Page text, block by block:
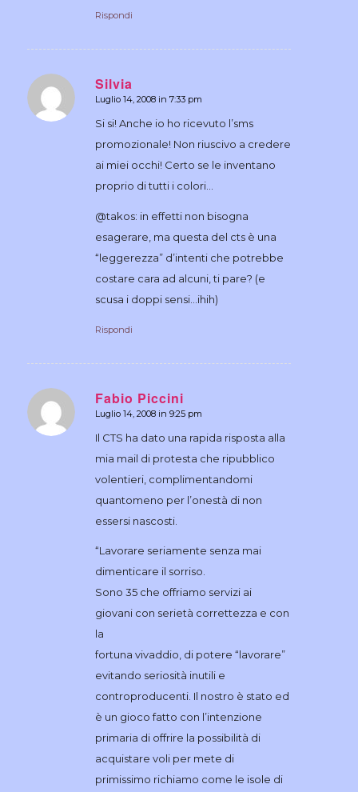
Rispondi
Silvia
dice:
Luglio 14, 2008 in 7:33 pm
Si si! Anche io ho ricevuto l’sms
promozionale! Non riuscivo a credere
ai miei occhi! Certo se le inventano
proprio di tutti i colori…
@takos: in effetti non bisogna
esagerare, ma questa del cts è una
“leggerezza” d’intenti che potrebbe
costare cara ad alcuni, ti pare? (e
scusa i doppi sensi…ihih)
Rispondi
Fabio Piccini
dice:
Luglio 14, 2008 in 9:25 pm
Il CTS ha dato una rapida risposta alla
mia mail di protesta che ripubblico
volentieri, complimentandomi
quantomeno per l’onestà di non
essersi nascosti.
“Lavorare seriamente senza mai
dimenticare il sorriso.
Sono 35 che offriamo servizi ai
giovani con serietà correttezza e con
la
fortuna vivaddio, di potere “lavorare”
evitando seriosità inutili e
controproducenti. Il nostro è stato ed
è un gioco fatto con l’intenzione
primaria di offrire la possibilità di
acquistare voli per mete di
primissimo richiamo come le isole di